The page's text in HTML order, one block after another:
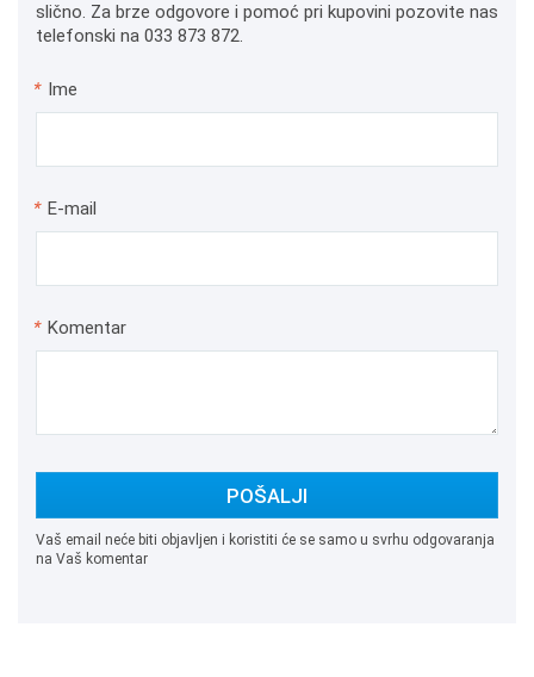
slično. Za brze odgovore i pomoć pri kupovini pozovite nas
telefonski na 033 873 872.
* Ime
* E-mail
* Komentar
POŠALJI
Vaš email neće biti objavljen i koristiti će se samo u svrhu odgovaranja
na Vaš komentar